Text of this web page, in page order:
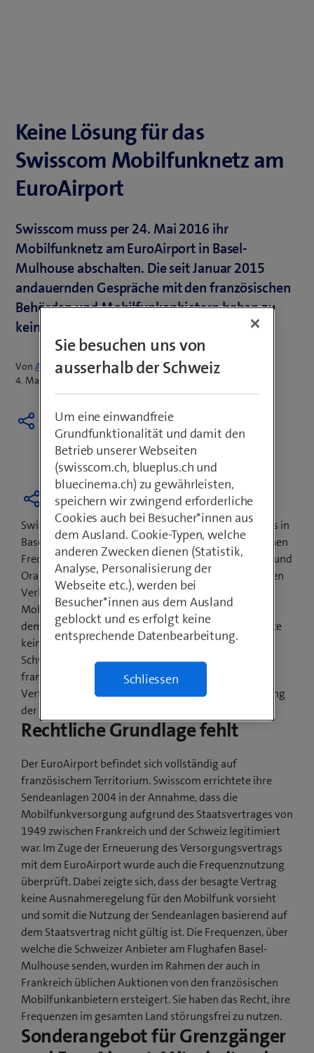
Keine Lösung für das
Swisscom Mobilfunknetz am
EuroAirport
Swisscom muss per 24. Mai 2016 ihr
Mobilfunknetz am EuroAirport in Basel-
Mulhouse abschalten. Die seit Januar 2015
andauernden Gespräche mit den französischen
Behörden und Mobilfunkanbietern haben zu
keiner Einigung geführt.
VonArmin Schädeli
4. Mai 2016
Swisscom betreibt auf dem Gelände des EuroAirports in
Basel-Mulhouse Sendeanlagen, welche auf den gleichen
Frequenzen wie jene der französischen Anbieter SFR und
Orange senden. Von Januar 2015 bis April 2016 fanden
Verhandlungen mit den französischen
Mobilfunkanbietern und Behörden ANFR und ARCEP,
dem BAKOM und dem EuroAirport statt. Leider konnte
keine partnerschaftliche Lösung gefunden werden.
Schweizer Mobilfunkanbieter dürfen in der Folge auf
französischem Boden kein Mobilfunksignal mehr zur
Verfügung stellen. Swisscom bedauert diesen Ausgang
der Verhandlungen sehr.
Rechtliche Grundlage fehlt
Der EuroAirport befindet sich vollständig auf
französischem Territorium. Swisscom errichtete ihre
Sendeanlagen 2004 in der Annahme, dass die
Mobilfunkversorgung aufgrund des Staatsvertrages von
1949 zwischen Frankreich und der Schweiz legitimiert
war. Im Zuge der Erneuerung des Versorgungsvertrags
mit dem EuroAirport wurde auch die Frequenznutzung
überprüft. Dabei zeigte sich, dass der besagte Vertrag
keine Ausnahmeregelung für den Mobilfunk vorsieht
und somit die Nutzung der Sendeanlagen basierend auf
dem Staatsvertrag nicht gültig ist. Die Frequenzen, über
welche die Schweizer Anbieter am Flughafen Basel-
Mulhouse senden, wurden im Rahmen der auch in
Frankreich üblichen Auktionen von den französischen
Mobilfunkanbietern ersteigert. Sie haben das Recht, ihre
Frequenzen im gesamten Land störungsfrei zu nutzen.
Sonderangebot für Grenzgänger
Sie besuchen uns von
ausserhalb der Schweiz
Um eine einwandfreie
Grundfunktionalität und damit den
Betrieb unserer Webseiten
(swisscom.ch, blueplus.ch und
bluecinema.ch) zu gewährleisten,
speichern wir zwingend erforderliche
Cookies auch bei Besucher*innen aus
dem Ausland. Cookie-Typen, welche
anderen Zwecken dienen (Statistik,
Analyse, Personalisierung der
Webseite etc.), werden bei
Besucher*innen aus dem Ausland
geblockt und es erfolgt keine
entsprechende Datenbearbeitung.
Schliessen